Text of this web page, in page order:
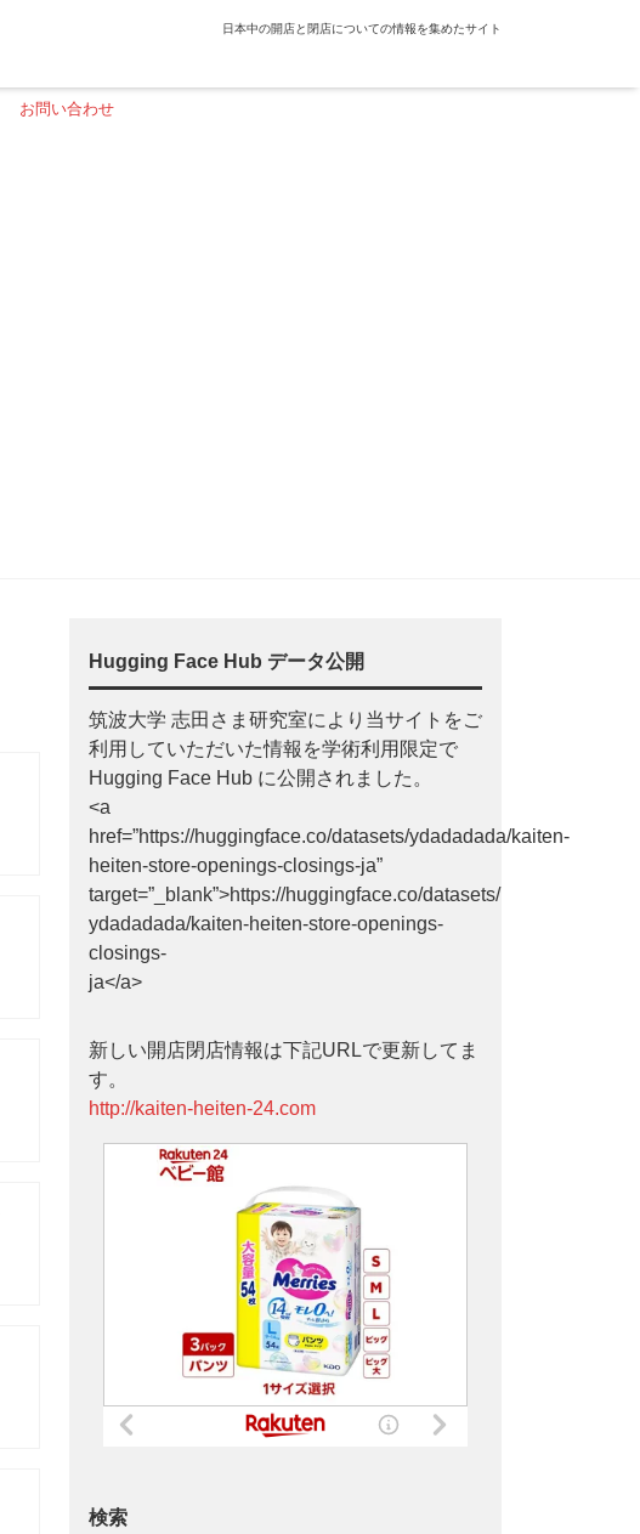
日本中の開店と閉店についての情報を集めたサイト
お問い合わせ
Hugging Face Hub データ公開
筑波大学 志田さま研究室により当サイトをご
利用していただいた情報を学術利用限定で
Hugging Face Hub に公開されました。
<a
href=”https://huggingface.co/datasets/ydadadada/kaiten-
heiten-store-openings-closings-ja”
target=”_blank”>https://huggingface.co/datasets/
ydadadada/kaiten-heiten-store-openings-
closings-
ja</a>
新しい開店閉店情報は下記URLで更新してま
す。
http://kaiten-heiten-24.com
検索